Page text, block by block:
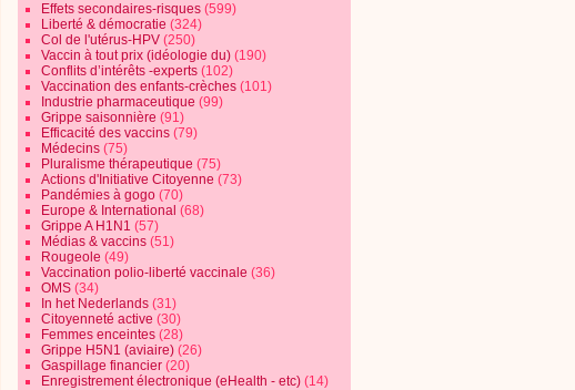
Effets secondaires-risques (599)
Liberté & démocratie (324)
Col de l'utérus-HPV (250)
Vaccin à tout prix (idéologie du) (190)
Conflits d’intérêts -experts (102)
Vaccination des enfants-crèches (101)
Industrie pharmaceutique (99)
Grippe saisonnière (91)
Efficacité des vaccins (79)
Médecins (75)
Pluralisme thérapeutique (75)
Actions d'Initiative Citoyenne (73)
Pandémies à gogo (70)
Europe & International (68)
Grippe A H1N1 (57)
Médias & vaccins (51)
Rougeole (49)
Vaccination polio-liberté vaccinale (36)
OMS (34)
In het Nederlands (31)
Citoyenneté active (30)
Femmes enceintes (28)
Grippe H5N1 (aviaire) (26)
Gaspillage financier (20)
Enregistrement électronique (eHealth - etc) (14)